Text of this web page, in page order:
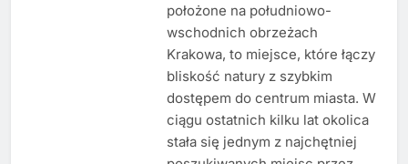
położone na południowo-
wschodnich obrzeżach
Krakowa, to miejsce, które łączy
bliskość natury z szybkim
dostępem do centrum miasta. W
ciągu ostatnich kilku lat okolica
stała się jednym z najchętniej